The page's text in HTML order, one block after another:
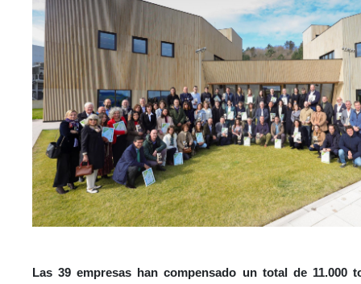
Las 39 empresas han compensado un total de 11.000